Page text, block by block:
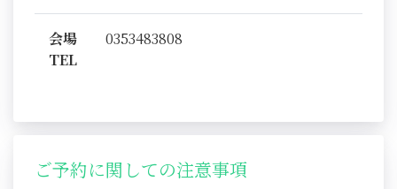
会場
TEL
0353483808
ご予約に関しての注意事項